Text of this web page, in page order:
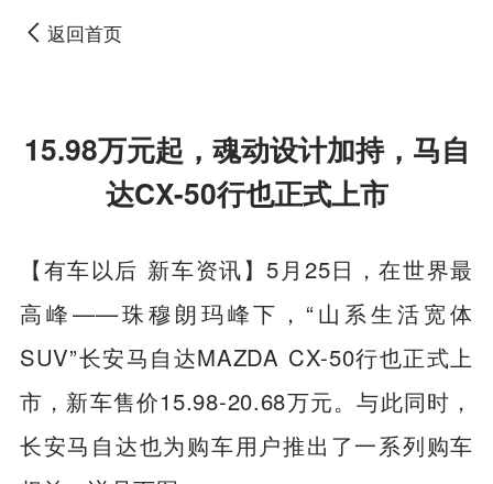
返回首页
15.98万元起，魂动设计加持，马自
达CX-50行也正式上市
【有车以后 新车资讯】5月25日，在世界最
高峰——珠穆朗玛峰下，“山系生活宽体
SUV”长安马自达MAZDA CX-50行也正式上
市，新车售价15.98-20.68万元。与此同时，
长安马自达也为购车用户推出了一系列购车